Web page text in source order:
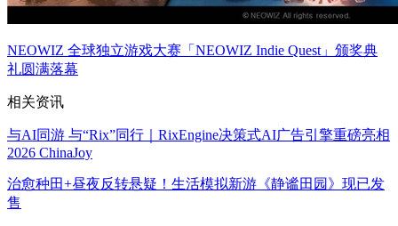
NEOWIZ 全球独立游戏大赛「NEOWIZ Indie Quest」颁奖典
礼圆满落幕
相关资讯
与AI同游 与“Rix”同行｜RixEngine决策式AI广告引擎重磅亮相
2026 ChinaJoy
治愈种田+昼夜反转悬疑！生活模拟新游《静谧田园》现已发
售